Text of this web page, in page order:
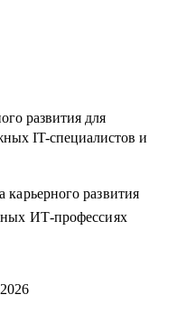
инженерам, backend- и
развития для
IT-специалистов и
развития
ИТ-профессиях